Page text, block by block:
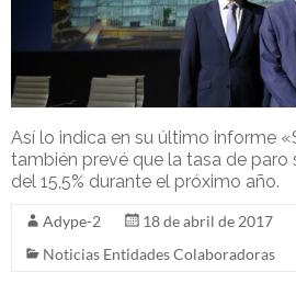
Así lo indica en su último informe
también prevé que la tasa de paro
del 15,5% durante el próximo año.
Adype-2
18 de abril de 2017
Noticias Entidades Colaboradoras